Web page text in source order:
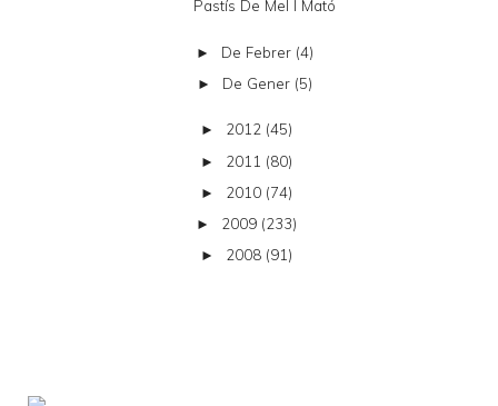
Pastís De Mel I Mató
► De Febrer (4)
► De Gener (5)
► 2012 (45)
► 2011 (80)
► 2010 (74)
► 2009 (233)
► 2008 (91)